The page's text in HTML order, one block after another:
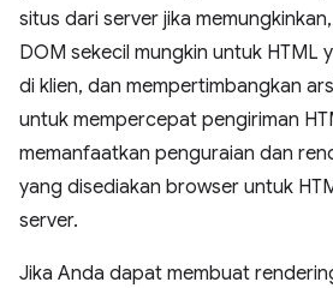
situs dari server jika
DOM sekecil mungkin untuk HTML
di klien, dan mempertimbangkan
untuk mempercepat pengiriman
memanfaatkan penguraian dan
yang disediakan browser untuk
server.
Jika Anda dapat membuat